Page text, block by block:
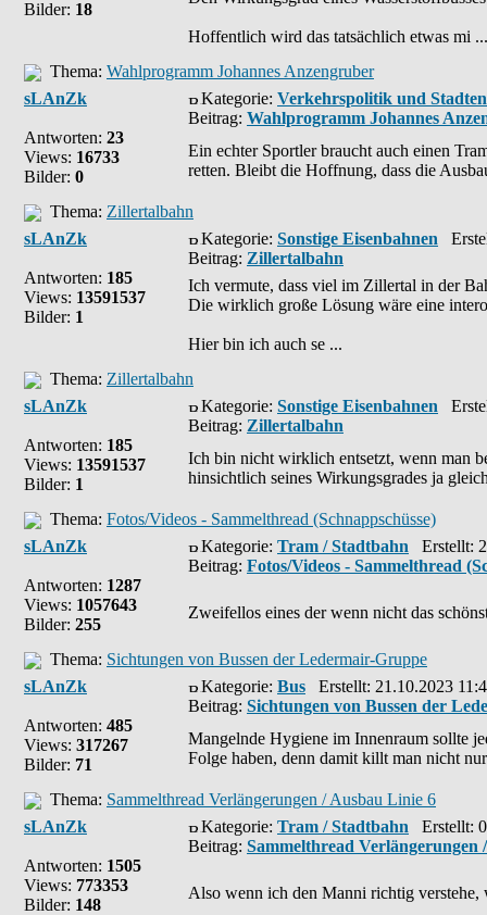
Bilder: 18
Hoffentlich wird das tatsächlich etwas mi ...
Thema: Wahlprogramm Johannes Anzengruber
sLAnZk
Antworten: 23
Views: 16733
Bilder: 0
Kategorie: Verkehrspolitik und
Beitrag: Wahlprogramm Johannes
Ein echter Sportler braucht auch einen
retten. Bleibt die Hoffnung, dass die
Thema: Zillertalbahn
sLAnZk
Antworten: 185
Views: 13591537
Bilder: 1
Kategorie: Sonstige Eisenbahnen
Beitrag: Zillertalbahn
Ich vermute, dass viel im Zillertal in der
Die wirklich große Lösung wäre eine
Hier bin ich auch se ...
Thema: Zillertalbahn
sLAnZk
Antworten: 185
Views: 13591537
Bilder: 1
Kategorie: Sonstige Eisenbahnen
Beitrag: Zillertalbahn
Ich bin nicht wirklich entsetzt, wenn man
hinsichtlich seines Wirkungsgrades ja
Thema: Fotos/Videos - Sammelthread (Schnappschüsse)
sLAnZk
Antworten: 1287
Views: 1057643
Bilder: 255
Kategorie: Tram / Stadtbahn Erstellt:
Beitrag: Fotos/Videos - Sammelthread
Zweifellos eines der wenn nicht das
Thema: Sichtungen von Bussen der Ledermair-Gruppe
sLAnZk
Antworten: 485
Views: 317267
Bilder: 71
Kategorie: Bus Erstellt: 21.10.2023
Beitrag: Sichtungen von Bussen der
Mangelnde Hygiene im Innenraum sollte
Folge haben, denn damit killt man nicht
Thema: Sammelthread Verlängerungen / Ausbau Linie 6
sLAnZk
Antworten: 1505
Views: 773353
Bilder: 148
Kategorie: Tram / Stadtbahn Erstellt:
Beitrag: Sammelthread Verlängerungen
Also wenn ich den Manni richtig verstehe,